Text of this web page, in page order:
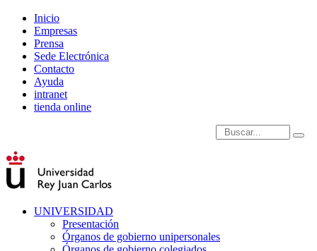
Inicio
Empresas
Prensa
Sede Electrónica
Contacto
Ayuda
intranet
tienda online
Introduce términos de
UNIVERSIDAD
Presentación
Órganos de gobierno unipersonales